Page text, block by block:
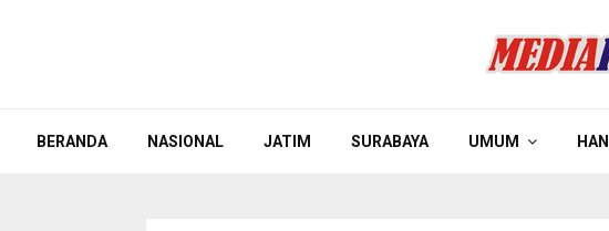
BERANDA NASIONAL JATIM SURABAYA UMUM